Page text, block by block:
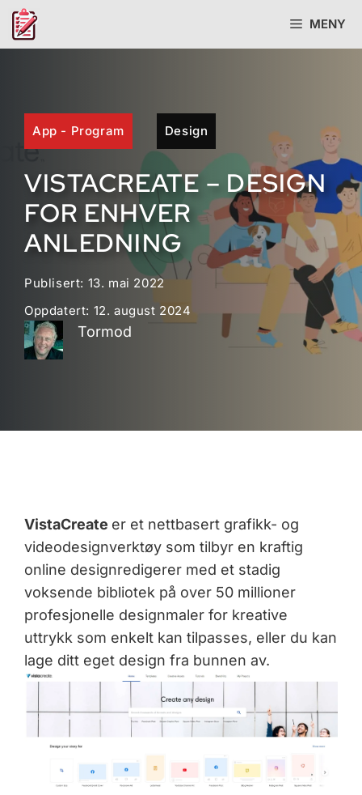
Hopp
MENY
App - Program Design
VISTACREATE – DESIGN
FOR ENHVER
ANLEDNING
Publisert: 13. mai 2022
Oppdatert: 12. august 2024
Tormod
VistaCreate er et nettbasert grafikk- og
videodesignverktøy som tilbyr en kraftig
online designredigerer med et stadig
voksende bibliotek på over 50 millioner
profesjonelle designmaler for kreative
uttrykk som enkelt kan tilpasses, eller du kan
lage ditt eget design fra bunnen av.